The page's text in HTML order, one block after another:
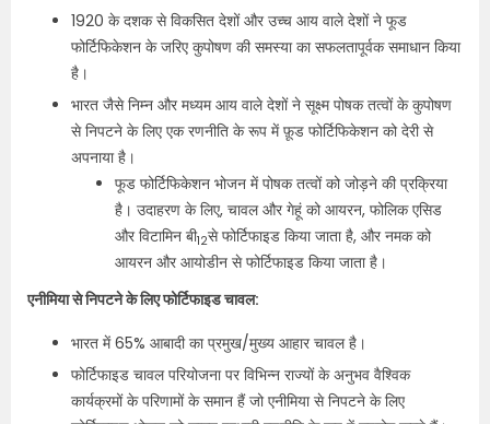
1920 के दशक से विकसित देशों और उच्च आय वाले देशों ने फूड
फोर्टिफिकेशन के जरिए कुपोषण की समस्या का सफलतापूर्वक समाधान किया
है।
भारत जैसे निम्न और मध्यम आय वाले देशों ने सूक्ष्म पोषक तत्वों के कुपोषण
से निपटने के लिए एक रणनीति के रूप में फ़ूड फोर्टिफिकेशन को देरी से
अपनाया है।
फूड फोर्टिफिकेशन भोजन में पोषक तत्वों को जोड़ने की प्रक्रिया
है। उदाहरण के लिए, चावल और गेहूं को आयरन, फोलिक एसिड
और विटामिन बी12से फोर्टिफाइड किया जाता है, और नमक को
आयरन और आयोडीन से फोर्टिफाइड किया जाता है।
एनीमिया से निपटने के लिए फोर्टिफाइड चावल:
भारत में 65% आबादी का प्रमुख/मुख्य आहार चावल है।
फोर्टिफाइड चावल परियोजना पर विभिन्न राज्यों के अनुभव वैश्विक
कार्यक्रमों के परिणामों के समान हैं जो एनीमिया से निपटने के लिए